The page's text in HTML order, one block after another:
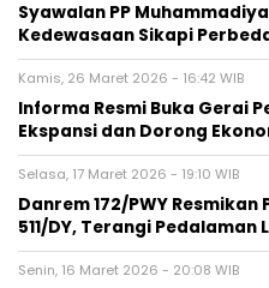
Syawalan PP
Kedewasaan Sikapi
Kamis, 26 Maret 2026 - 16:42 WIB
Informa Resmi Buka Gerai
Ekspansi dan Dorong
Selasa, 17 Maret 2026 - 19:10 WIB
Danrem 172/PWY
511/DY, Terangi Pedalaman
Senin, 16 Maret 2026 - 20:08 WIB